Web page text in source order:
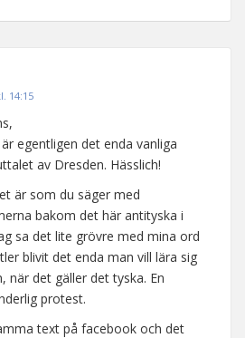
14:15
egentligen det enda vanliga
av Dresden. Hässlich!
är som du säger med
bakom det här antityska i
sa det lite grövre med mina ord
blivit det enda man vill lära sig
när det gäller det tyska. En
protest.
text på facebook och det